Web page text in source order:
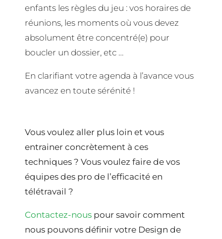
enfants les règles du jeu : vos horaires de
réunions, les moments où vous devez
absolument être concentré(e) pour
boucler un dossier, etc …
En clarifiant votre agenda à l’avance vous
avancez en toute sérénité !
Vous voulez aller plus loin et vous
entrainer concrètement à ces
techniques ? Vous voulez faire de vos
équipes des pro de l’efficacité en
télétravail ?
Contactez-nous pour savoir comment
nous pouvons définir votre Design de